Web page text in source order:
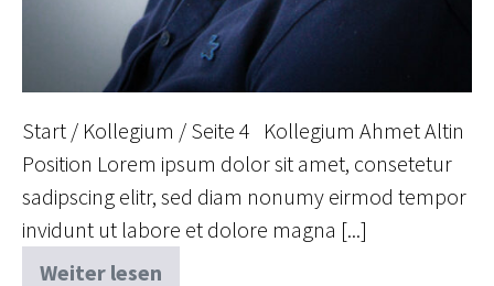
Start / Kollegium / Seite 4 Kollegium Ahmet Altin
Position Lorem ipsum dolor sit amet, consetetur
sadipscing elitr, sed diam nonumy eirmod tempor
invidunt ut labore et dolore magna [...]
Weiter lesen